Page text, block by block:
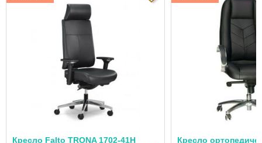
Кресло Falto TRONA 1702-41H
Кресло